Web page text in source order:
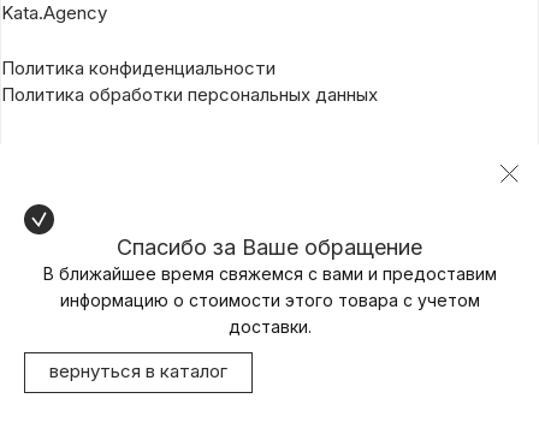
Kata.Agency
Политика конфиденциальности
Политика обработки персональных данных
Спасибо за Ваше обращение
В ближайшее время свяжемся с вами и предоставим
информацию о стоимости этого товара с учетом
доставки.
вернуться в каталог